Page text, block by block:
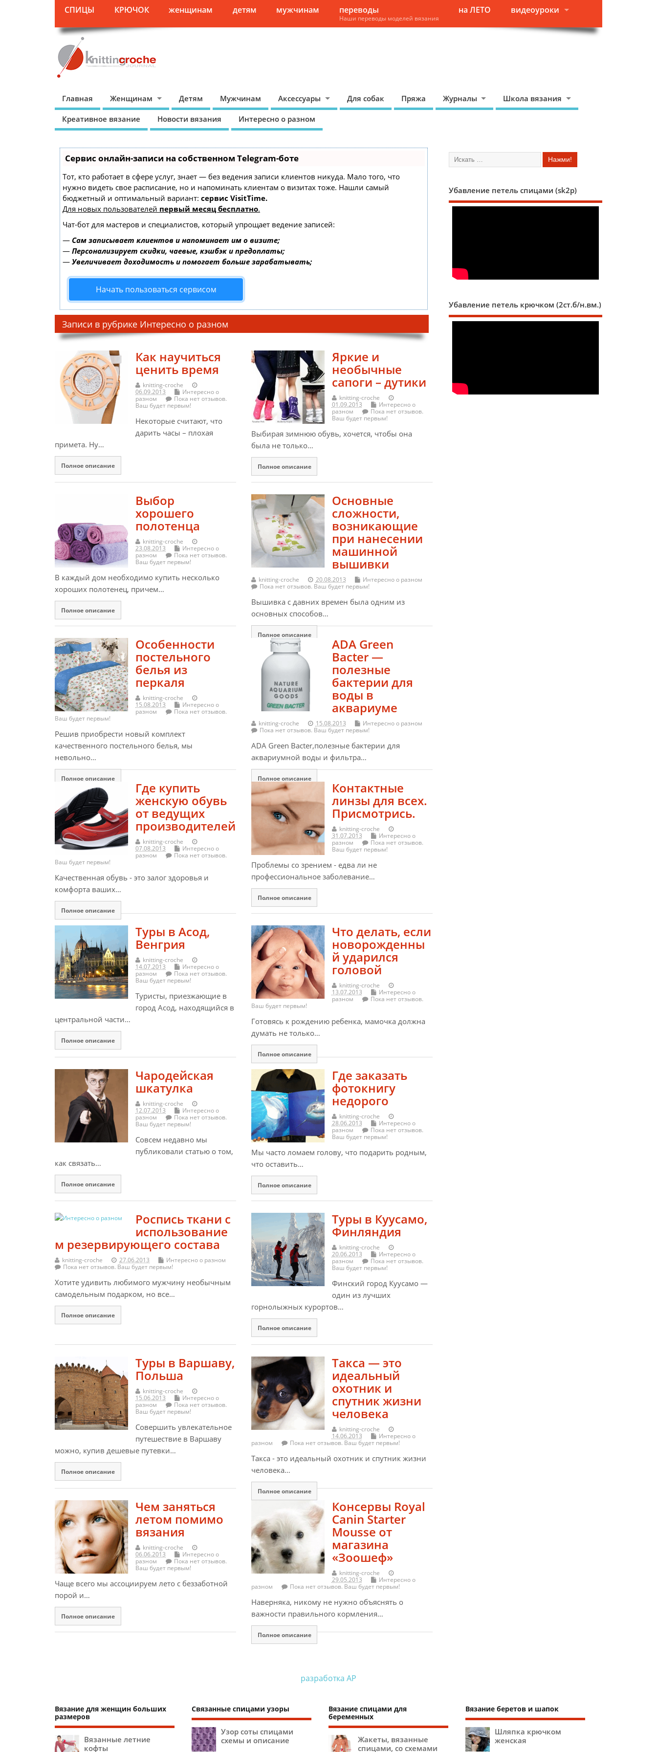
СПИЦЫ КРЮЧОК женщинам детям мужчинам переводы
Наши переводы моделей вязания
на ЛЕТО видеоуроки
Главная Женщинам Детям Мужчинам Аксессуары Для собак Пряжа Журналы Школа вязания
Креативное вязание Новости вязания Интересно о разном
Сервис онлайн-записи на собственном Telegram-боте
Тот, кто работает в сфере услуг, знает — без ведения записи клиентов никуда. Мало того, что
нужно видеть свое расписание, но и напоминать клиентам о визитах тоже. Нашли самый
бюджетный и оптимальный вариант: сервис VisitTime.
Для новых пользователей первый месяц бесплатно.
Чат-бот для мастеров и специалистов, который упрощает ведение записей:
— Сам записывает клиентов и напоминает им о визите;
— Персонализирует скидки, чаевые, кэшбэк и предоплаты;
— Увеличивает доходимость и помогает больше зарабатывать;
Начать пользоваться сервисом
Записи в рубрике Интересно о разном
Как научиться
ценить время
knitting-croche
06.09.2013
Интересно о
разном
Пока нет отзывов.
Ваш будет первым!
Некоторые считают, что
дарить часы – плохая
примета. Ну…
Полное описание
Яркие и
необычные
сапоги – дутики
knitting-croche
01.09.2013
Интересно о
разном
Пока нет отзывов.
Ваш будет первым!
Выбирая зимнюю обувь, хочется, чтобы она
была не только…
Полное описание
Выбор
хорошего
полотенца
knitting-croche
23.08.2013
Интересно о
разном
Пока нет отзывов.
Ваш будет первым!
В каждый дом необходимо купить несколько
хороших полотенец, причем…
Полное описание
Основные
сложности,
возникающие
при нанесении
машинной
вышивки
knitting-croche 20.08.2013
Интересно о разном
Пока нет отзывов. Ваш будет первым!
Вышивка с давних времен была одним из
основных способов…
Полное описание
Особенности
постельного
белья из
перкаля
knitting-croche
15.08.2013
Интересно о
разном
Пока нет отзывов.
Ваш будет первым!
Решив приобрести новый комплект
качественного постельного белья, мы
невольно…
Полное описание
ADA Green
Bacter —
полезные
бактерии для
воды в
аквариуме
knitting-croche 15.08.2013
Интересно о разном
Пока нет отзывов. Ваш будет первым!
ADA Green Bacter,полезные бактерии для
аквариумной воды и фильтра…
Полное описание
Где купить
женскую обувь
от ведущих
производителей
knitting-croche
07.08.2013
Интересно о
разном
Пока нет отзывов.
Ваш будет первым!
Качественная обувь - это залог здоровья и
комфорта ваших…
Полное описание
Контактные
линзы для всех.
Присмотрись.
knitting-croche
31.07.2013
Интересно о
разном
Пока нет отзывов.
Ваш будет первым!
Проблемы со зрением - едва ли не
профессиональное заболевание…
Полное описание
Туры в Асод,
Венгрия
knitting-croche
14.07.2013
Интересно о
разном
Пока нет отзывов.
Ваш будет первым!
Туристы, приезжающие в
город Асод, находящийся в
центральной части…
Полное описание
Что делать, если
новорожденны
й ударился
головой
knitting-croche
13.07.2013
Интересно о
разном
Пока нет отзывов.
Ваш будет первым!
Готовясь к рождению ребенка, мамочка должна
думать не только…
Полное описание
Чародейская
шкатулка
knitting-croche
12.07.2013
Интересно о
разном
Пока нет отзывов.
Ваш будет первым!
Совсем недавно мы
публиковали статью о том,
как связать…
Полное описание
Где заказать
фотокнигу
недорого
knitting-croche
28.06.2013
Интересно о
разном
Пока нет отзывов.
Ваш будет первым!
Мы часто ломаем голову, что подарить родным,
что оставить…
Полное описание
Роспись ткани с
использование
м резервирующего состава
knitting-croche 27.06.2013
Интересно о разном
Пока нет отзывов. Ваш будет первым!
Хотите удивить любимого мужчину необычным
самодельным подарком, но все…
Полное описание
Туры в Куусамо,
Финляндия
knitting-croche
20.06.2013
Интересно о
разном
Пока нет отзывов.
Ваш будет первым!
Финский город Куусамо —
один из лучших
горнолыжных курортов…
Полное описание
Туры в Варшаву,
Польша
knitting-croche
15.06.2013
Интересно о
разном
Пока нет отзывов.
Ваш будет первым!
Совершить увлекательное
путешествие в Варшаву
можно, купив дешевые путевки…
Полное описание
Такса — это
идеальный
охотник и
спутник жизни
человека
knitting-croche
14.06.2013
Интересно о
разном
Пока нет отзывов. Ваш будет первым!
Такса - это идеальный охотник и спутник жизни
человека…
Полное описание
Чем заняться
летом помимо
вязания
knitting-croche
06.06.2013
Интересно о
разном
Пока нет отзывов.
Ваш будет первым!
Чаще всего мы ассоциируем лето с беззаботной
порой и…
Полное описание
Консервы Royal
Canin Starter
Mousse от
магазина
«Зоошеф»
knitting-croche
29.05.2013
Интересно о
разном
Пока нет отзывов. Ваш будет первым!
Наверняка, никому не нужно объяснять о
важности правильного кормления…
Полное описание
Убавление петель спицами (sk2p)
Убавление петель крючком (2ст.б/н.вм.)
разработка АР
Вязание для женщин больших
размеров
Вязанные летние
кофты
Связанные спицами узоры
Узор соты спицами
схемы и описание
Вязание спицами для
беременных
Жакеты, вязанные
спицами, со схемами
Вязание беретов и шапок
Шляпка крючком
женская